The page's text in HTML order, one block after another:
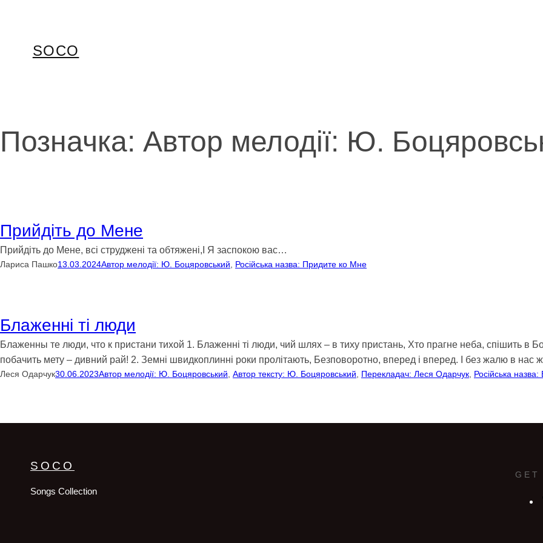
SOCO
Позначка: Автор мелодії: Ю.
Прийдіть до Мене
Прийдіть до Мене, всі струджені та обтяжені,І Я заспокою вас…
Лариса Пашко13.03.2024Автор мелодії: Ю. Боцяровський Російська назва: Придите ко Мне
Блаженні ті люди
Блаженны те люди, что к пристани тихой 1. Блаженні ті люди, чий шлях – в тиху пристань, Хто прагне неба, спішить в
побачить мету – дивний рай! 2. Земні швидкоплинні роки пролітають, Безповоротно, вперед і вперед. І без жалю в нас
Леся Одарчук30.06.2023Автор мелодії: Ю. Боцяровський Автор тексту: Ю. Боцяровський Перекладач: Леся Одарчук Російська
SOCO
Songs Collection